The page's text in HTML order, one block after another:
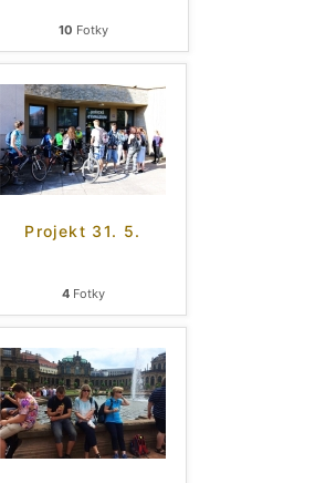
10 Fotky
Projekt 31. 5.
4Fotky